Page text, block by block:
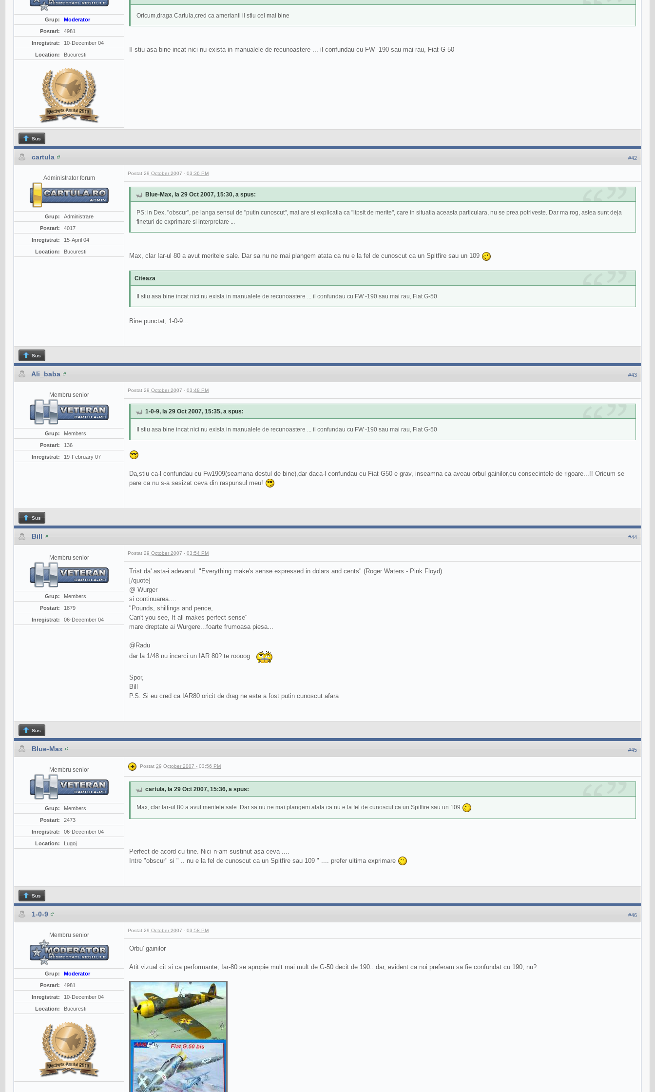
Grup:
Moderator
Postari:
4981
Inregistrat:
10-December 04
Location:
Bucuresti
Oricum,draga Cartula,cred ca amerianii il stiu cel mai bine
Il stiu asa bine incat nici nu exista in manualele de recunoastere ... il confundau cu FW -190 sau mai rau, Fiat G-50
Sus
#42
cartula
Administrator forum
Grup:
Administrare
Postari:
4017
Inregistrat:
15-April 04
Location:
Bucuresti
Postat 29 October 2007 - 03:36 PM
Blue-Max, la 29 Oct 2007, 15:30, a spus:
PS: in Dex, "obscur", pe langa sensul de "putin cunoscut", mai are si explicatia ca "lipsit de merite", care in situatia aceasta particulara, nu se prea potriveste. Dar ma rog, astea sunt deja
fineturi de exprimare si interpretare ...
Max, clar Iar-ul 80 a avut meritele sale. Dar sa nu ne mai plangem atata ca nu e la fel de cunoscut ca un Spitfire sau un 109
Citeaza
Il stiu asa bine incat nici nu exista in manualele de recunoastere ... il confundau cu FW -190 sau mai rau, Fiat G-50
Bine punctat, 1-0-9...
Sus
#43
Ali_baba
Membru senior
Grup:
Members
Postari:
136
Inregistrat:
19-February 07
Postat 29 October 2007 - 03:48 PM
1-0-9, la 29 Oct 2007, 15:35, a spus:
Il stiu asa bine incat nici nu exista in manualele de recunoastere ... il confundau cu FW -190 sau mai rau, Fiat G-50
Da,stiu ca-l confundau cu Fw1909(seamana destul de bine),dar daca-l confundau cu Fiat G50 e grav, inseamna ca aveau orbul gainilor,cu consecintele de rigoare...!! Oricum se
pare ca nu s-a sesizat ceva din raspunsul meu!
Sus
#44
Bill
Membru senior
Grup:
Members
Postari:
1879
Inregistrat:
06-December 04
Postat 29 October 2007 - 03:54 PM
Trist da' asta-i adevarul. "Everything make's sense expressed in dolars and cents" (Roger Waters - Pink Floyd)
[/quote]
@ Wurger
si continuarea....
"Pounds, shillings and pence,
Can't you see, It all makes perfect sense"
mare dreptate ai Wurgere...foarte frumoasa piesa...
@Radu
dar la 1/48 nu incerci un IAR 80? te roooog
Spor,
Bill
P.S. Si eu cred ca IAR80 oricit de drag ne este a fost putin cunoscut afara
Sus
#45
Blue-Max
Membru senior
Grup:
Members
Postari:
2473
Inregistrat:
06-December 04
Location:
Lugoj
Postat 29 October 2007 - 03:56 PM
cartula, la 29 Oct 2007, 15:36, a spus:
Max, clar Iar-ul 80 a avut meritele sale. Dar sa nu ne mai plangem atata ca nu e la fel de cunoscut ca un Spitfire sau un 109
Perfect de acord cu tine. Nici n-am sustinut asa ceva ....
Intre "obscur" si " .. nu e la fel de cunoscut ca un Spitfire sau 109 " .... prefer ultima exprimare
Sus
#46
1-0-9
Membru senior
Grup:
Moderator
Postari:
4981
Inregistrat:
10-December 04
Location:
Bucuresti
Postat 29 October 2007 - 03:58 PM
Orbu' gainilor
Atit vizual cit si ca performante, Iar-80 se apropie mult mai mult de G-50 decit de 190.. dar, evident ca noi preferam sa fie confundat cu 190, nu?